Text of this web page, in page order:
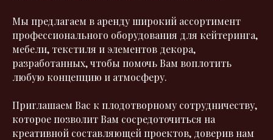
Мы предлагаем в аренду широкий ассортимент
профессионального оборудования для кейтеринга,
мебели, текстиля и элементов декора,
разработанных, чтобы помочь Вам воплотить
любую концепцию и атмосферу.
Приглашаем Вас к плодотворному сотрудничеству,
которое позволит Вам сосредоточиться на
креативной составляющей проектов, доверив нам